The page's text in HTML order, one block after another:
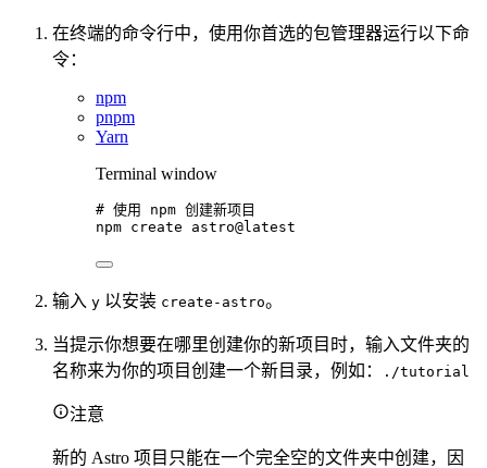
在终端的命令行中，使用你首选的包管理器运行以下命
令：
npm
pnpm
Yarn
Terminal window
# 使用 npm 创建新项目
npm create astro@latest
输入 y 以安装 create-astro。
当提示你想要在哪里创建你的新项目时，输入文件夹的
名称来为你的项目创建一个新目录，例如：
./tutorial
注意
新的 Astro 项目只能在一个完全空的文件夹中创建，因